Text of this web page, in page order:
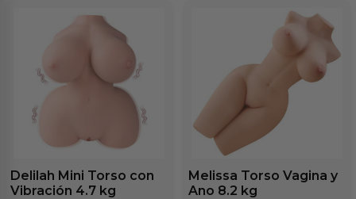
Delilah Mini Torso con
Vibración 4.7 kg
Melissa Torso Vagina y
Ano 8.2 kg